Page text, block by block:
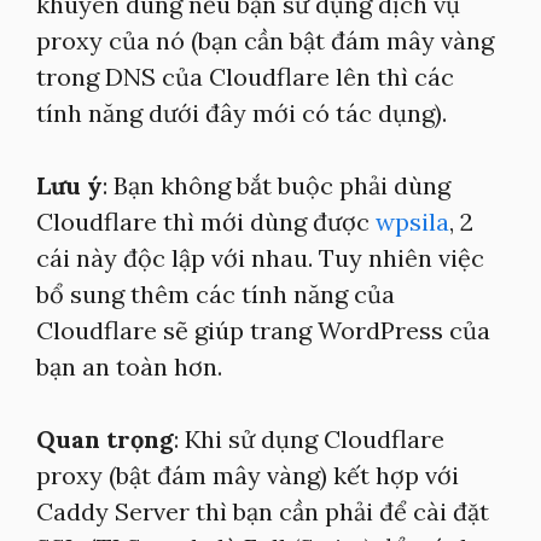
proxy của nó (bạn cần bật đám mây vàng
trong DNS của Cloudflare lên thì các
tính năng dưới đây mới có tác dụng).
Lưu ý: Bạn không bắt buộc phải dùng
Cloudflare thì mới dùng được wpsila, 2
cái này độc lập với nhau. Tuy nhiên việc
bổ sung thêm các tính năng của
Cloudflare sẽ giúp trang WordPress của
bạn an toàn hơn.
Quan trọng: Khi sử dụng Cloudflare
proxy (bật đám mây vàng) kết hợp với
Caddy Server thì bạn cần phải để cài đặt